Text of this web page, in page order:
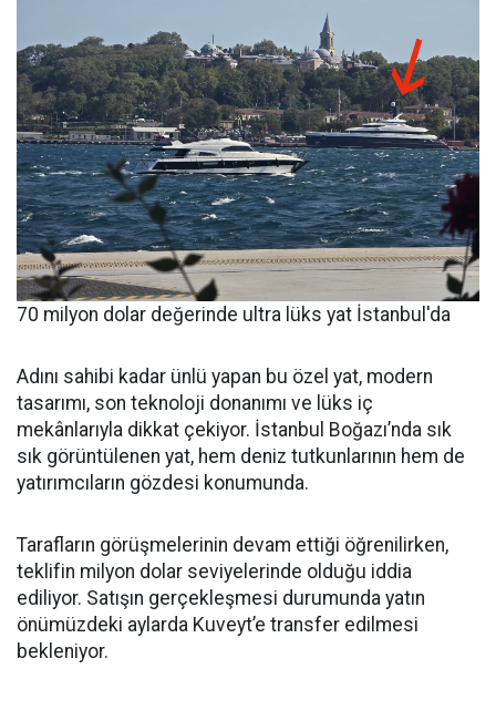
70 milyon dolar değerinde ultra lüks yat İstanbul'da
Adını sahibi kadar ünlü yapan bu özel yat, modern
tasarımı, son teknoloji donanımı ve lüks iç
mekânlarıyla dikkat çekiyor. İstanbul Boğazı’nda sık
sık görüntülenen yat, hem deniz tutkunlarının hem de
yatırımcıların gözdesi konumunda.
Tarafların görüşmelerinin devam ettiği öğrenilirken,
teklifin milyon dolar seviyelerinde olduğu iddia
ediliyor. Satışın gerçekleşmesi durumunda yatın
önümüzdeki aylarda Kuveyt’e transfer edilmesi
bekleniyor.